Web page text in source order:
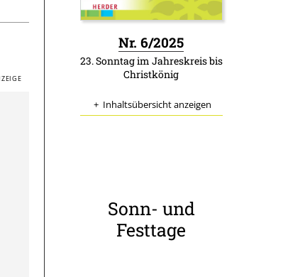
Nr. 6/2025
23. Sonntag im Jahreskreis bis
Christkönig
Inhaltsübersicht anzeigen
Sonn- und
Festtage